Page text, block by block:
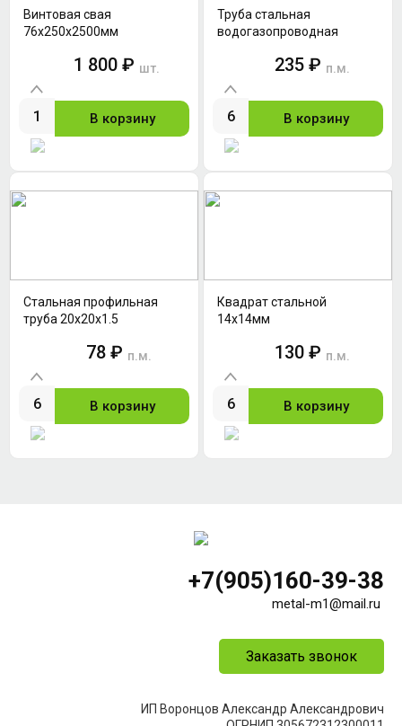
Винтовая свая
76х250х2500мм
1 800 ₽ шт.
В корзину
Труба стальная
водогазопроводная
235 ₽ п.м.
В корзину
Стальная профильная
труба 20х20х1.5
78 ₽ п.м.
В корзину
Квадрат стальной
14х14мм
130 ₽ п.м.
В корзину
+7(905)160-39-38
metal-m1@mail.ru
Заказать звонок
ИП Воронцов Александр Александрович